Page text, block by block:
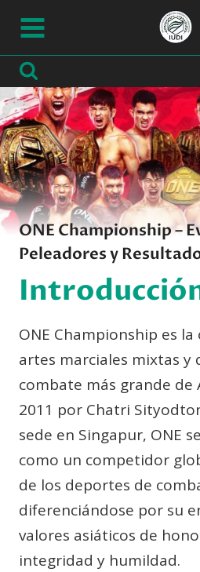
contenido
ONE Championship –
Peleadores y
ONE Championship es
artes marciales mixtas y
combate más grande de
2011 por Chatri
sede en Singapur, ONE
como un competidor
de los deportes de
diferenciándose por su
valores asiáticos de
integridad y humildad.